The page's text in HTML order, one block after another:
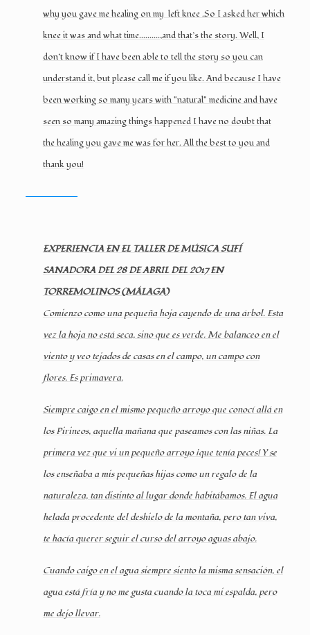
why you gave me healing on my left knee .So I asked her which
knee it was and what time..........,and that’s the story. Well, I
don’t know if I have been able to tell the story so you can
understand it, but please call me if you like. And because I have
been working so many years with "natural" medicine and have
seen so many amazing things happened I have no doubt that
the healing you gave me was for her. All the best to you and
thank you!
EXPERIENCIA EN EL TALLER DE MÚSICA SUFÍ
SANADORA DEL 28 DE ABRIL DEL 2017 EN
TORREMOLINOS (MÁLAGA)
Comienzo como una pequeña hoja cayendo de una árbol. Esta
vez la hoja no está seca, sino que es verde. Me balanceo en el
viento y veo tejados de casas en el campo, un campo con
flores. Es primavera.
Siempre caigo en el mismo pequeño arroyo que conocí allá en
los Pirineos, aquella mañana que paseamos con las niñas. La
primera vez que vi un pequeño arroyo ¡que tenía peces! Y se
los enseñaba a mis pequeñas hijas como un regalo de la
naturaleza, tan distinto al lugar donde habitábamos. El agua
helada procedente del deshielo de la montaña, pero tan viva,
te hacía querer seguir el curso del arroyo aguas abajo.
Cuando caigo en el agua siempre siento la misma sensación, el
agua está fría y no me gusta cuando la toca mi espalda, pero
me dejo llevar.